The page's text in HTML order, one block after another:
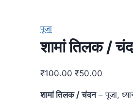
पूजा
शामां तिलक /
₹100.00 ₹50.00
शामां तिलक / चंदन– पूजा,